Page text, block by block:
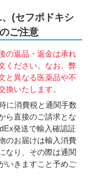
(セフポドキシ
ご注意
の返品・返金は承れ
ください。なお、弊
と異なる医薬品や不
換いたします。
に消費税と通関手数
ら直接のご請求とな
発送で輸入確認証
のお届けは輸入消費
なり、その際は通関
いきますこと予めご